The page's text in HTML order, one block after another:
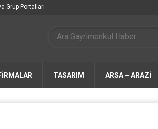
Grup Portalları
TASARIM ARSA – ARAZİ